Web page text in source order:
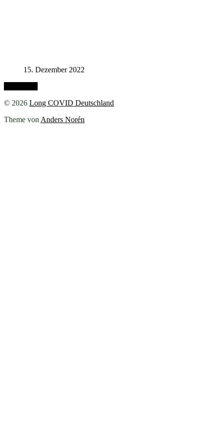
15. Dezember 2022
© 2026 Long COVID Deutschland
Theme von Anders Norén